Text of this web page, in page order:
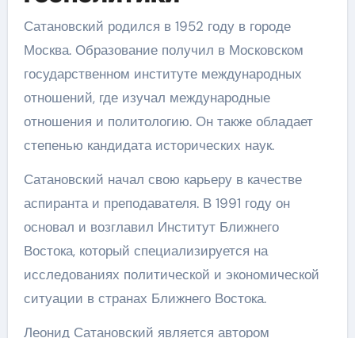
Сатановский родился в 1952 году в городе
Москва. Образование получил в Московском
государственном институте международных
отношений, где изучал международные
отношения и политологию. Он также обладает
степенью кандидата исторических наук.
Сатановский начал свою карьеру в качестве
аспиранта и преподавателя. В 1991 году он
основал и возглавил Институт Ближнего
Востока, который специализируется на
исследованиях политической и экономической
ситуации в странах Ближнего Востока.
Леонид Сатановский является автором